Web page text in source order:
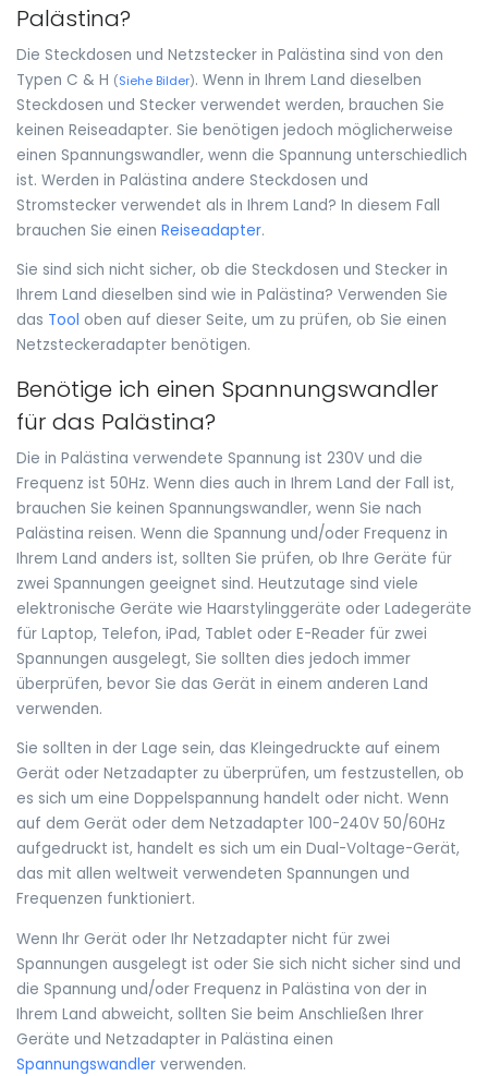
Palästina?
Die Steckdosen und Netzstecker in Palästina sind von den
Typen C & H (Siehe Bilder). Wenn in Ihrem Land dieselben
Steckdosen und Stecker verwendet werden, brauchen Sie
keinen Reiseadapter. Sie benötigen jedoch möglicherweise
einen Spannungswandler, wenn die Spannung unterschiedlich
ist. Werden in Palästina andere Steckdosen und
Stromstecker verwendet als in Ihrem Land? In diesem Fall
brauchen Sie einen Reiseadapter.
Sie sind sich nicht sicher, ob die Steckdosen und Stecker in
Ihrem Land dieselben sind wie in Palästina? Verwenden Sie
das Tool oben auf dieser Seite, um zu prüfen, ob Sie einen
Netzsteckeradapter benötigen.
Benötige ich einen Spannungswandler
für das Palästina?
Die in Palästina verwendete Spannung ist 230V und die
Frequenz ist 50Hz. Wenn dies auch in Ihrem Land der Fall ist,
brauchen Sie keinen Spannungswandler, wenn Sie nach
Palästina reisen. Wenn die Spannung und/oder Frequenz in
Ihrem Land anders ist, sollten Sie prüfen, ob Ihre Geräte für
zwei Spannungen geeignet sind. Heutzutage sind viele
elektronische Geräte wie Haarstylinggeräte oder Ladegeräte
für Laptop, Telefon, iPad, Tablet oder E-Reader für zwei
Spannungen ausgelegt, Sie sollten dies jedoch immer
überprüfen, bevor Sie das Gerät in einem anderen Land
verwenden.
Sie sollten in der Lage sein, das Kleingedruckte auf einem
Gerät oder Netzadapter zu überprüfen, um festzustellen, ob
es sich um eine Doppelspannung handelt oder nicht. Wenn
auf dem Gerät oder dem Netzadapter 100-240V 50/60Hz
aufgedruckt ist, handelt es sich um ein Dual-Voltage-Gerät,
das mit allen weltweit verwendeten Spannungen und
Frequenzen funktioniert.
Wenn Ihr Gerät oder Ihr Netzadapter nicht für zwei
Spannungen ausgelegt ist oder Sie sich nicht sicher sind und
die Spannung und/oder Frequenz in Palästina von der in
Ihrem Land abweicht, sollten Sie beim Anschließen Ihrer
Geräte und Netzadapter in Palästina einen
Spannungswandler verwenden.